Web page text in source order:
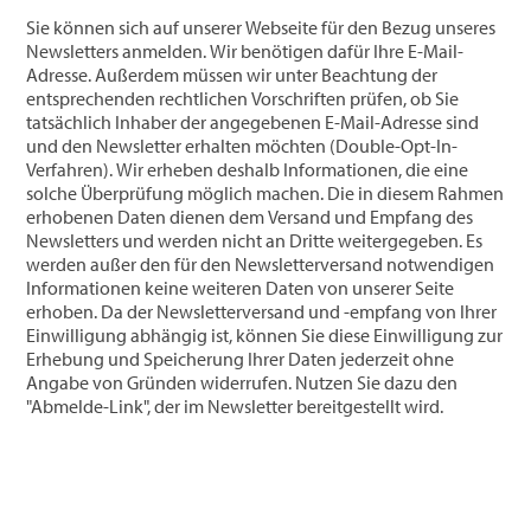
Sie können sich auf unserer Webseite für den Bezug unseres
Newsletters anmelden. Wir benötigen dafür Ihre E-Mail-
Adresse. Außerdem müssen wir unter Beachtung der
entsprechenden rechtlichen Vorschriften prüfen, ob Sie
tatsächlich Inhaber der angegebenen E-Mail-Adresse sind
und den Newsletter erhalten möchten (Double-Opt-In-
Verfahren). Wir erheben deshalb Informationen, die eine
solche Überprüfung möglich machen. Die in diesem Rahmen
erhobenen Daten dienen dem Versand und Empfang des
Newsletters und werden nicht an Dritte weitergegeben. Es
werden außer den für den Newsletterversand notwendigen
Informationen keine weiteren Daten von unserer Seite
erhoben. Da der Newsletterversand und -empfang von Ihrer
Einwilligung abhängig ist, können Sie diese Einwilligung zur
Erhebung und Speicherung Ihrer Daten jederzeit ohne
Angabe von Gründen widerrufen. Nutzen Sie dazu den
"Abmelde-Link", der im Newsletter bereitgestellt wird.